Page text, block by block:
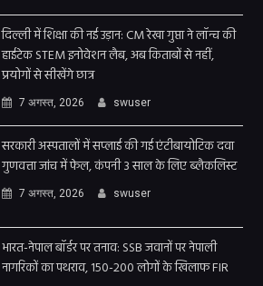
दिल्ली में शिक्षा की नई उड़ान: CM रेखा गुप्ता ने लॉन्च की
हाईटेक STEM इनोवेशन लैब, अब किताबों से नहीं,
प्रयोगों से सीखेंगे छात्र
7 अगस्त, 2026 swuser
सरकारी अस्पतालों में सप्लाई की गई एंटीबायोटिक दवा
गुणवत्ता जांच में फेल, कंपनी 3 साल के लिए ब्लैकलिस्ट
7 अगस्त, 2026 swuser
भारत-नेपाल बॉर्डर पर तनाव: SSB जवानों पर नेपाली
नागरिकों का पथराव, 150-200 लोगों के खिलाफ FIR